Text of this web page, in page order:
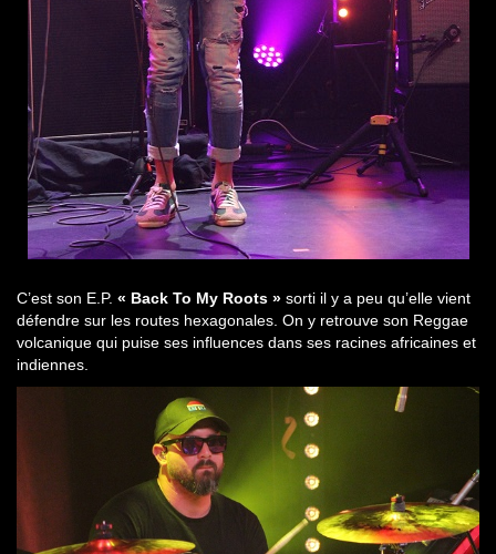
C’est son E.P. « Back To My Roots » sorti il y a peu qu’elle vient
défendre sur les routes hexagonales. On y retrouve son Reggae
volcanique qui puise ses influences dans ses racines africaines et
indiennes.